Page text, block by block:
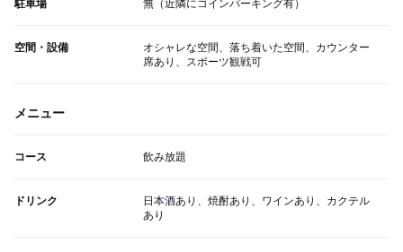
駐車場 無（近隣にコインパーキング有）
空間・設備
オシャレな空間、落ち着いた空間、カウンター
席あり、スポーツ観戦可
メニュー
コース 飲み放題
ドリンク
日本酒あり、焼酎あり、ワインあり、カクテル
あり